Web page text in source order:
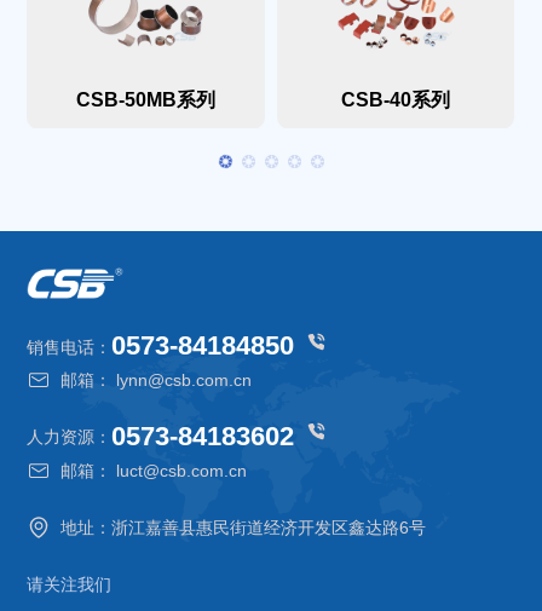
CSB-50MB系列 CSB-40系列
销售电话：0573-84184850
邮箱： lynn@csb.com.cn
人力资源：0573-84183602
邮箱： luct@csb.com.cn
地址：浙江嘉善县惠民街道经济开发区鑫达路6号
请关注我们